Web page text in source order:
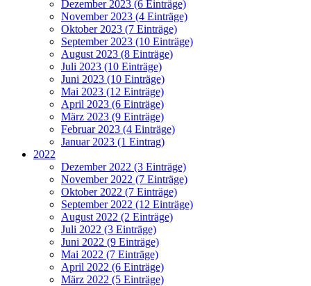
Dezember 2023 (6 Einträge)
November 2023 (4 Einträge)
Oktober 2023 (7 Einträge)
September 2023 (10 Einträge)
August 2023 (8 Einträge)
Juli 2023 (10 Einträge)
Juni 2023 (10 Einträge)
Mai 2023 (12 Einträge)
April 2023 (6 Einträge)
März 2023 (9 Einträge)
Februar 2023 (4 Einträge)
Januar 2023 (1 Eintrag)
2022
Dezember 2022 (3 Einträge)
November 2022 (7 Einträge)
Oktober 2022 (7 Einträge)
September 2022 (12 Einträge)
August 2022 (2 Einträge)
Juli 2022 (3 Einträge)
Juni 2022 (9 Einträge)
Mai 2022 (7 Einträge)
April 2022 (6 Einträge)
März 2022 (5 Einträge)